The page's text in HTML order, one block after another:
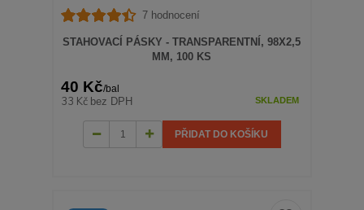
7 hodnocení
STAHOVACÍ PÁSKY - TRANSPARENTNÍ, 98X2,5
MM, 100 KS
40 Kč/bal
33 Kč bez DPH SKLADEM
PŘIDAT DO KOŠÍKU